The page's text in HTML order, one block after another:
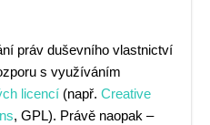
práv duševního vlastnictví
s využíváním
licencí (např. Creative
, GPL). Právě naopak –